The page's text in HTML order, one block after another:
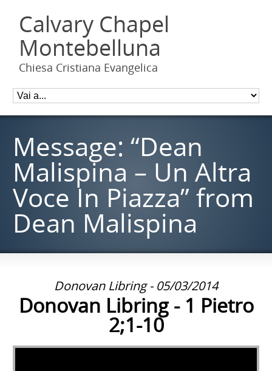
Calvary Chapel
Montebelluna
Chiesa Cristiana Evangelica
Message: “Dean
Malispina – Un Altra
Voce In Piazza” from
Dean Malispina
Donovan Libring - 05/03/2014
Donovan Libring - 1 Pietro
2;1-10